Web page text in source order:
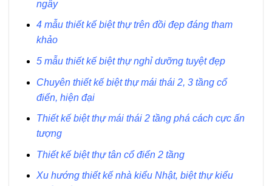
ngây
4 mẫu thiết kế biệt thự trên đồi đẹp đáng tham
khảo
5 mẫu thiết kế biệt thự nghỉ dưỡng tuyệt đẹp
Chuyên thiết kế biệt thự mái thái 2, 3 tầng cổ
điển, hiện đại
Thiết kế biệt thự mái thái 2 tầng phá cách cực ấn
tượng
Thiết kế biệt thự tân cổ điển 2 tầng
Xu hướng thiết kế nhà kiểu Nhật, biệt thự kiểu